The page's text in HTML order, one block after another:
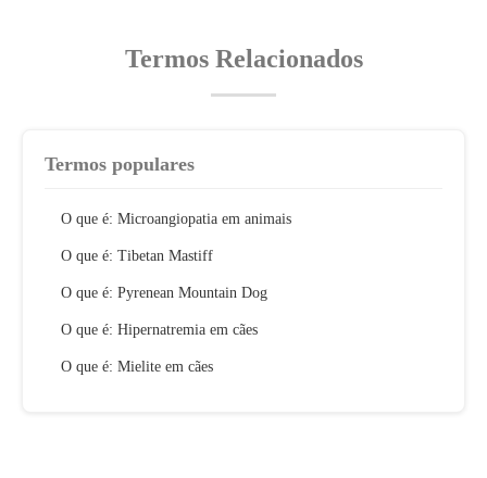
Termos Relacionados
Termos populares
O que é: Microangiopatia em animais
O que é: Tibetan Mastiff
O que é: Pyrenean Mountain Dog
O que é: Hipernatremia em cães
O que é: Mielite em cães